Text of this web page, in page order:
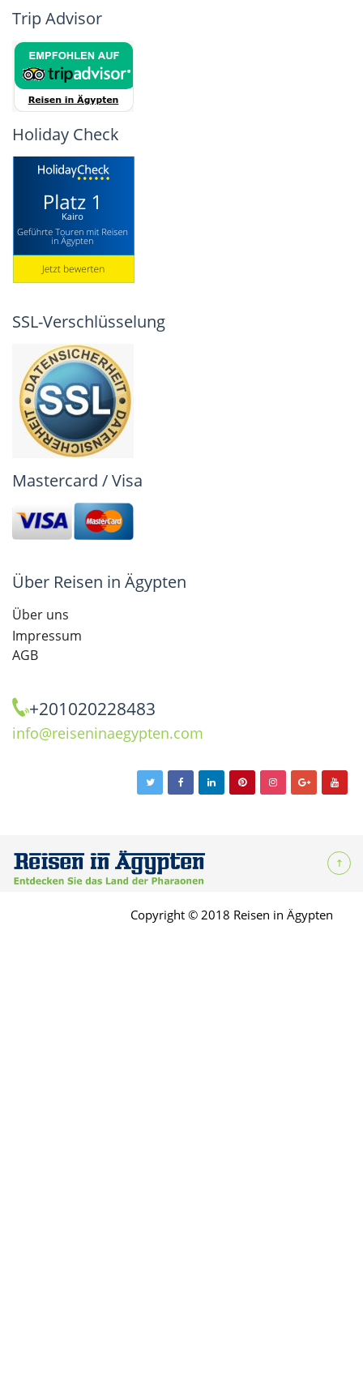
Trip Advisor
Holiday Check
SSL-Verschlüsselung
Mastercard / Visa
Über Reisen in Ägypten
Über uns
Impressum
AGB
+201020228483
info@reiseninaegypten.com
Copyright © 2018 Reisen in Ägypten